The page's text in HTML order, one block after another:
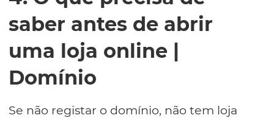
saber antes de abrir
uma loja online |
Domínio
Se não registar o domínio, não tem loja